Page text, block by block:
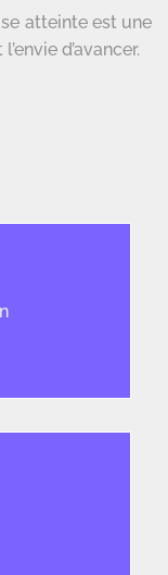
atteinte est une
d’avancer.